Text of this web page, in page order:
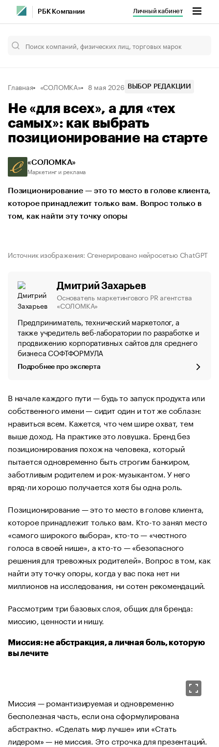
РБК Компании Личный кабинет
Главная «СОЛОМКА» 8 мая 2026 ВЫБОР РЕДАКЦИИ
Не «для всех», а для «тех
самых»: как выбрать
позиционирование на старте
«СОЛОМКА»
Маркетинг и реклама
Позиционирование — это то место в голове клиента,
которое принадлежит только вам. Вопрос только в
том, как найти эту точку опоры
Источник изображения: Сгенерировано нейросетью ChatGPT
Дмитрий Захарьев
Основатель маркетингового PR агентства
«СОЛОМКА»
Предприниматель, технический маркетолог, а
также учредитель веб-лаборатории по разработке и
продвижению корпоративных сайтов для среднего
бизнеса СОФТФОРМУЛА
Подробнее про эксперта
В начале каждого пути — будь то запуск продукта или
собственного имени — сидит один и тот же соблазн:
нравиться всем. Кажется, что чем шире охват, тем
выше доход. На практике это ловушка. Бренд без
позиционирования похож на человека, который
пытается одновременно быть строгим банкиром,
заботливым родителем и рок-музыкантом. У него
вряд-ли хорошо получается хотя бы одна роль.
Позиционирование — это то место в голове клиента,
которое принадлежит только вам. Кто-то занял место
«самого широкого выбора», кто-то — «честного
голоса в своей нише», а кто-то — «безопасного
решения для тревожных родителей». Вопрос в том, как
найти эту точку опоры, когда у вас пока нет ни
миллионов на исследования, ни сотен рекомендаций.
Рассмотрим три базовых слоя, общих для бренда:
миссию, ценности и нишу.
Миссия: не абстракция, а личная боль, которую
вы лечите
Миссия — романтизируемая и одновременно
бесполезная часть, если она сформулирована
абстрактно. «Сделать мир лучше» или «Стать
лидером» — не миссия. Это строчка для презентаций.